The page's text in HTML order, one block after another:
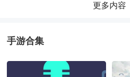
的战斗体验。
策略解谜：游戏中的许多关卡都
v1.2.0
201.86 MB
更多内容
手游合集